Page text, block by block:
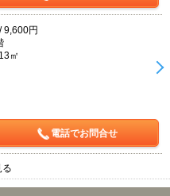
/ 9,600円
㎡
電話でお問合せ
る